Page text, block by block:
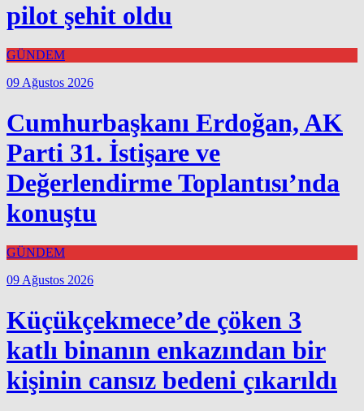
pilot şehit oldu
GÜNDEM
09 Ağustos 2026
Cumhurbaşkanı Erdoğan, AK
Parti 31. İstişare ve
Değerlendirme Toplantısı’nda
konuştu
GÜNDEM
09 Ağustos 2026
Küçükçekmece’de çöken 3
katlı binanın enkazından bir
kişinin cansız bedeni çıkarıldı